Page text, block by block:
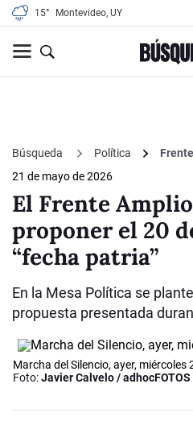
15° Montevideo, UY
Búsqueda Política
21 de mayo de 2026
El Frente
proponer el 20
“fecha patria”
En la Mesa Política se
propuesta presentada
Marcha del Silencio, ayer, miércoles
Foto:Javier Calvelo / adhocFOTOS